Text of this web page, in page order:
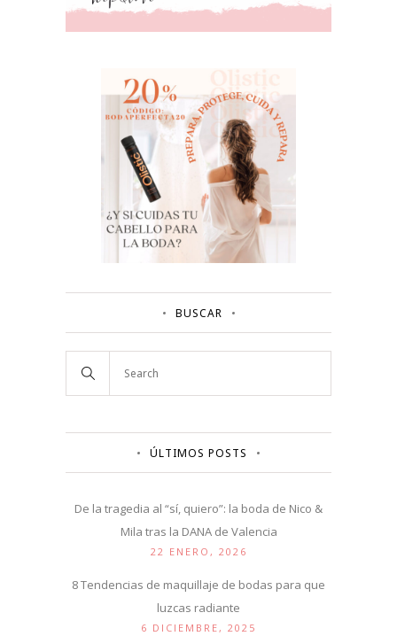
BUSCAR
ÚLTIMOS POSTS
De la tragedia al “sí, quiero”: la boda de Nico &
Mila tras la DANA de Valencia
22 ENERO, 2026
8 Tendencias de maquillaje de bodas para que
luzcas radiante
6 DICIEMBRE, 2025